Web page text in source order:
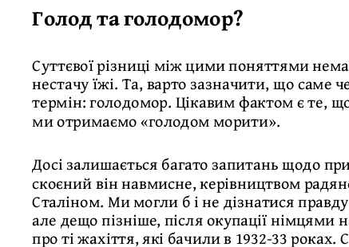
Голод та голодомор?
Суттєвої різниці між цими поняттями
нестачу їжі. Та, варто зазначити, що саме
термін: голодомор. Цікавим фактом є те,
ми отримаємо «голодом морити».
Досі залишається багато запитань щодо
скоєний він навмисне, керівництвом
Сталіном. Ми могли б і не дізнатися
але дещо пізніше, після окупації
про ті жахіття, які бачили в 1932-33 роках.